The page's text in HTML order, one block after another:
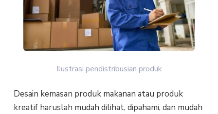
Ilustrasi pendistribusian produk
Desain kemasan produk makanan atau produk
kreatif haruslah mudah dilihat, dipahami, dan mudah